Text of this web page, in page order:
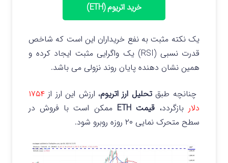
خرید اتریوم (ETH)
یک نکته مثبت به نفع خریداران این است که شاخص
قدرت نسبی (RSI) یک واگرایی مثبت ایجاد کرده و
همین نشان دهنده پایان روند نزولی می باشد.
چنانچه طبقتحلیل ارز اتریوم، ارزش این ارز از ۱۷۵۴
دلار بازگردد،قیمت ETH
ممکن است با فروش در
سطح متحرک نمایی ۲۰ روزه روبرو شود.